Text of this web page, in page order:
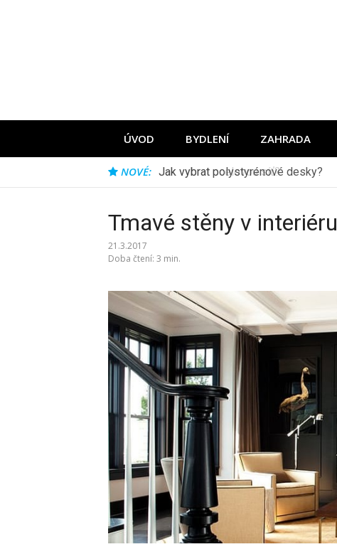
ÚVOD BYDLENÍ ZAHRADA
NOVÉ: Jak vybrat ocelovou síť?
Tmavé stěny v interiéru
21.3.2017
Doba čtení: 3 min.